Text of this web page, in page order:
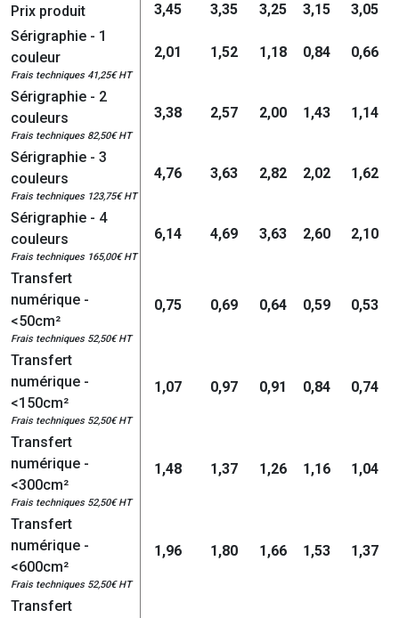
Prix produit 3,45 3,35 3,25 3,15
3,05
Sérigraphie - 1
couleur
Frais techniques 41,25€ HT
2,01 1,52 1,18 0,84 0,66
Sérigraphie - 2
couleurs
Frais techniques 82,50€ HT
3,38 2,57 2,00 1,43 1,14
Sérigraphie - 3
couleurs
Frais techniques 123,75€ HT
4,76 3,63 2,82 2,02 1,62
Sérigraphie - 4
couleurs
Frais techniques 165,00€ HT
6,14 4,69 3,63 2,60 2,10
Transfert
numérique -
<50cm²
Frais techniques 52,50€ HT
0,75 0,69 0,64 0,59 0,53
Transfert
numérique -
<150cm²
Frais techniques 52,50€ HT
1,07 0,97 0,91 0,84 0,74
Transfert
numérique -
<300cm²
Frais techniques 52,50€ HT
1,48 1,37 1,26 1,16 1,04
Transfert
numérique -
<600cm²
Frais techniques 52,50€ HT
1,96 1,80 1,66 1,53 1,37
Transfert